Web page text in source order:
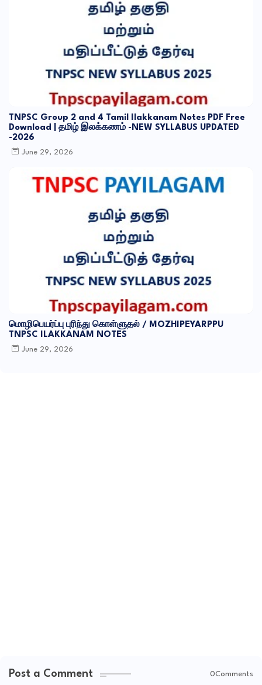
TNPSC Group 2 and 4 Tamil Ilakkanam Notes PDF Free
Download | தமிழ் இலக்கணம் -NEW SYLLABUS UPDATED
-2026
June 29, 2026
மொழிபெயர்ப்பு புரிந்து கொள்ளுதல் / MOZHIPEYARPPU
TNPSC ILAKKANAM NOTES
June 29, 2026
Post a Comment 0Comments